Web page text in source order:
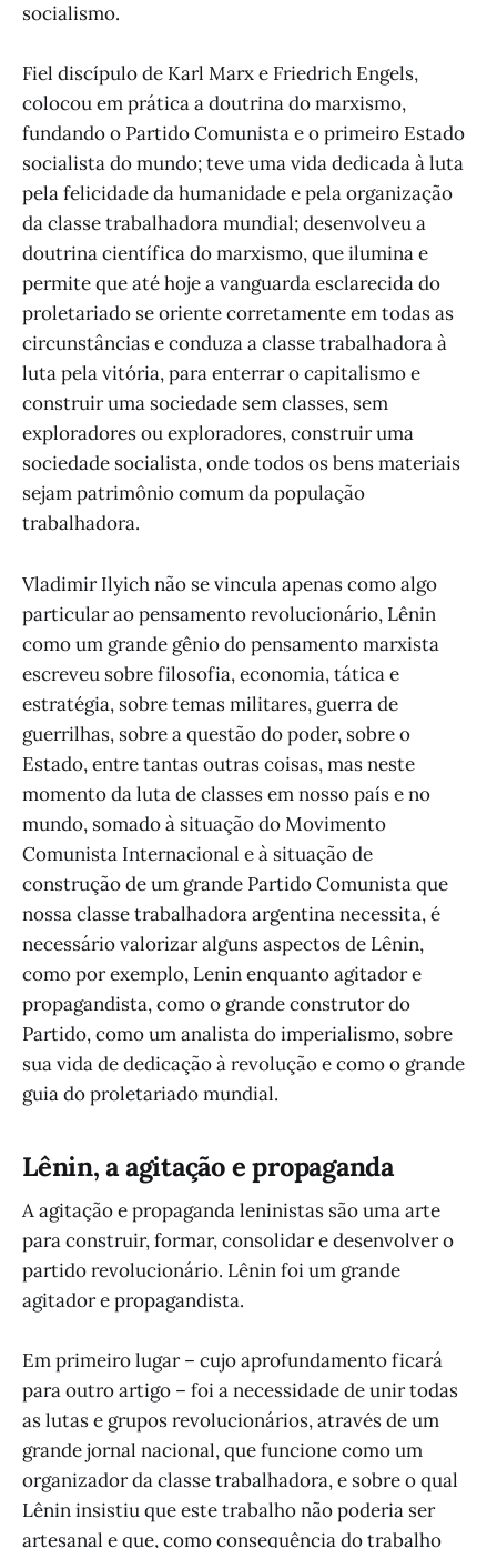
socialismo.
Fiel discípulo de Karl Marx e Friedrich Engels,
colocou em prática a doutrina do marxismo,
fundando o Partido Comunista e o primeiro Estado
socialista do mundo; teve uma vida dedicada à luta
pela felicidade da humanidade e pela organização
da classe trabalhadora mundial; desenvolveu a
doutrina científica do marxismo, que ilumina e
permite que até hoje a vanguarda esclarecida do
proletariado se oriente corretamente em todas as
circunstâncias e conduza a classe trabalhadora à
luta pela vitória, para enterrar o capitalismo e
construir uma sociedade sem classes, sem
exploradores ou exploradores, construir uma
sociedade socialista, onde todos os bens materiais
sejam patrimônio comum da população
trabalhadora.
Vladimir Ilyich não se vincula apenas como algo
particular ao pensamento revolucionário, Lênin
como um grande gênio do pensamento marxista
escreveu sobre filosofia, economia, tática e
estratégia, sobre temas militares, guerra de
guerrilhas, sobre a questão do poder, sobre o
Estado, entre tantas outras coisas, mas neste
momento da luta de classes em nosso país e no
mundo, somado à situação do Movimento
Comunista Internacional e à situação de
construção de um grande Partido Comunista que
nossa classe trabalhadora argentina necessita, é
necessário valorizar alguns aspectos de Lênin,
como por exemplo, Lenin enquanto agitador e
propagandista, como o grande construtor do
Partido, como um analista do imperialismo, sobre
sua vida de dedicação à revolução e como o grande
guia do proletariado mundial.
Lênin, a agitação e propaganda
A agitação e propaganda leninistas são uma arte
para construir, formar, consolidar e desenvolver o
partido revolucionário. Lênin foi um grande
agitador e propagandista.
Em primeiro lugar – cujo aprofundamento ficará
para outro artigo – foi a necessidade de unir todas
as lutas e grupos revolucionários, através de um
grande jornal nacional, que funcione como um
organizador da classe trabalhadora, e sobre o qual
Lênin insistiu que este trabalho não poderia ser
artesanal e que, como consequência do trabalho